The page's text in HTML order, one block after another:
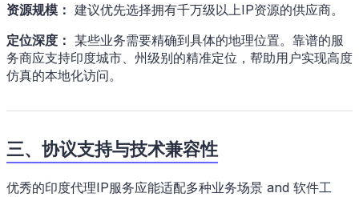
资源规模： 建议优先选择拥有千万级以上IP资源的供应商。
定位深度： 某些业务需要精确到具体的地理位置。靠谱的服
务商应支持印度城市、州级别的精准定位，帮助用户实现高度
仿真的本地化访问。
三、协议支持与技术兼容性
优秀的印度代理IP服务应能适配多种业务场景 and 软件工